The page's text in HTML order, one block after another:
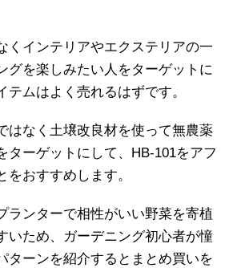
くインテリアやエクステリアの一
グを楽しみたい人をターゲットに
テムはよく売れるはずです。
はなく土壌改良材を使って無農薬
ターゲットにして、HB-101をアフ
をおすすめします。
ランターで相性がいい野菜を寄植
いため、ガーデニング初心者が憧
ターンを紹介するとまとめ買いを